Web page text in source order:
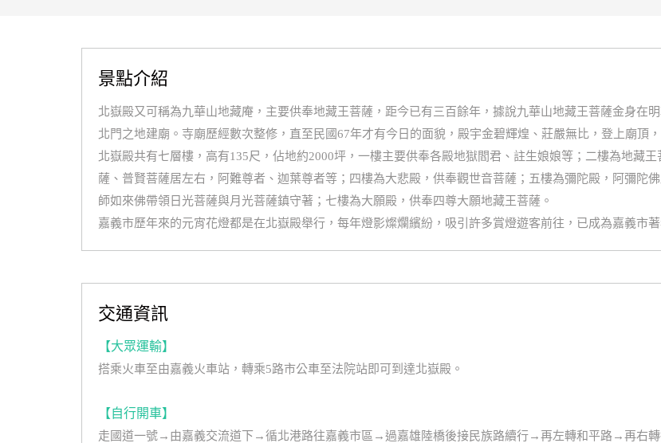
景點介紹
北嶽殿又可稱為九華山地藏庵，主要供奉地藏王菩薩，距今已有三百餘年，據說九華山地藏王菩薩金身在
北門之地建廟。寺廟歷經數次整修，直至民國67年才有今日的面貌，殿宇金碧輝煌、莊嚴無比，登上廟頂
北嶽殿共有七層樓，高有135尺，佔地約2000坪，一樓主要供奉各殿地獄閻君、註生娘娘等；二樓為地藏
薩、普賢菩薩居左右，阿難尊者、迦葉尊者等；四樓為大悲殿，供奉觀世音菩薩；五樓為彌陀殿，阿彌陀
師如來佛帶領日光菩薩與月光菩薩鎮守著；七樓為大願殿，供奉四尊大願地藏王菩薩。
嘉義市歷年來的元宵花燈都是在北嶽殿舉行，每年燈影燦爛繽紛，吸引許多賞燈遊客前往，已成為嘉義市
交通資訊
【大眾運輸】
搭乘火車至由嘉義火車站，轉乘5路市公車至法院站即可到達北嶽殿。
【自行開車】
走國道一號→由嘉義交流道下→循北港路往嘉義市區→過嘉雄陸橋後接民族路續行→再左轉和平路→再右轉